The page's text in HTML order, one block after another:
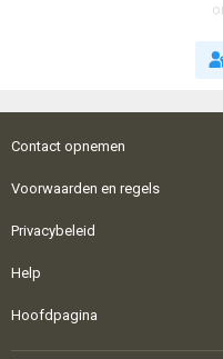
Contact opnemen
Voorwaarden en regels
Privacybeleid
Help
Hoofdpagina